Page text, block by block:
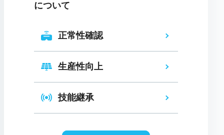
について
正常性確認
生産性向上
技能継承